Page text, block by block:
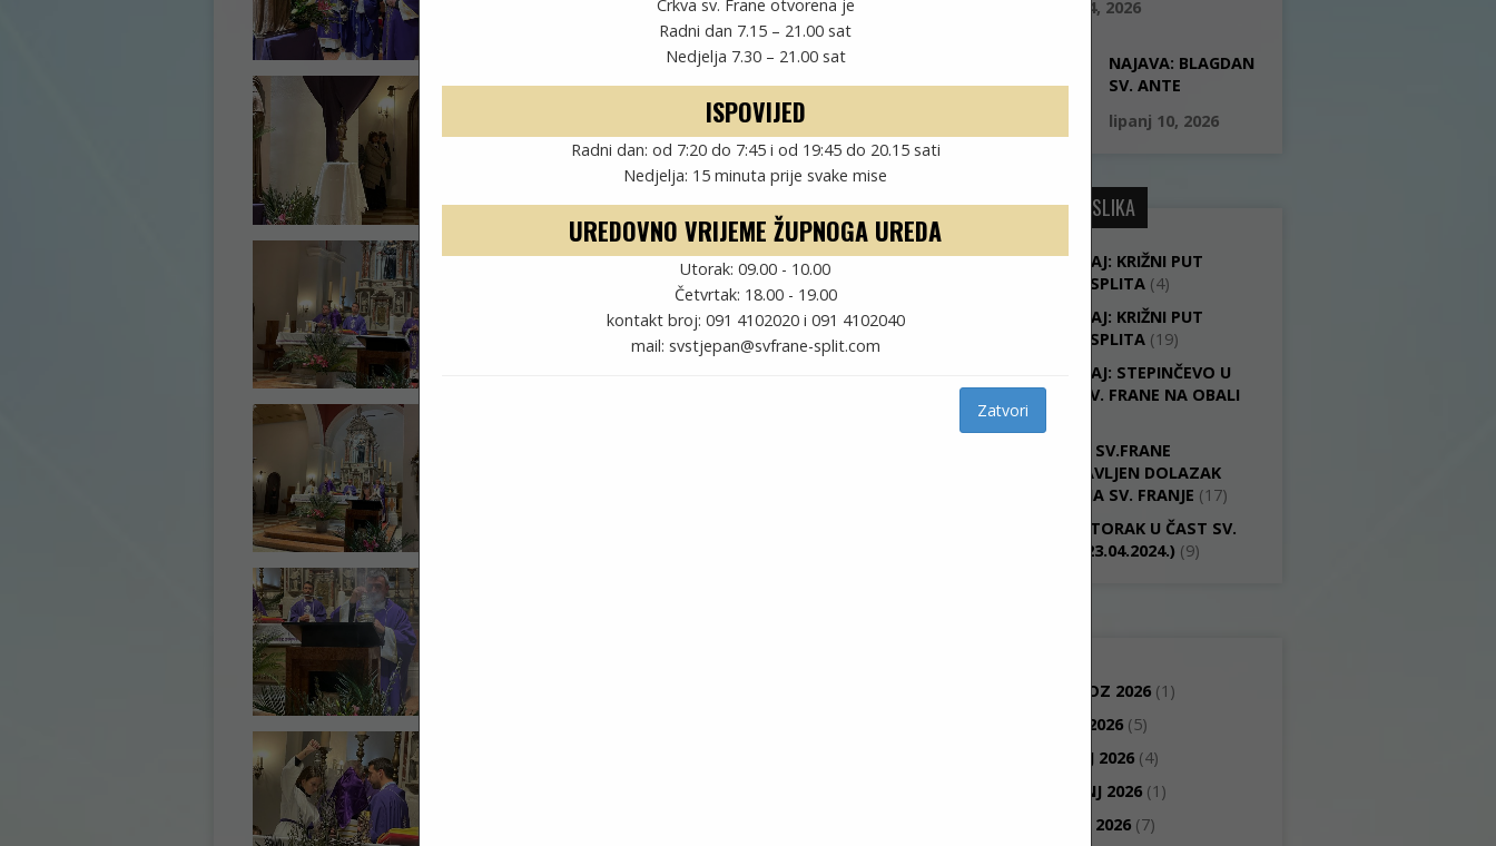
Crkva sv. Frane otvorena je
Radni dan 7.15 – 21.00 sat
Nedjelja 7.30 – 21.00 sat
ISPOVIJED
Radni dan: od 7:20 do 7:45 i od 19:45 do 20.15 sati
Nedjelja: 15 minuta prije svake mise
UREDOVNO VRIJEME ŽUPNOGA UREDA
Utorak: 09.00 - 10.00
Četvrtak: 18.00 - 19.00
kontakt broj: 091 4102020 i 091 4102040
mail: svstjepan@svfrane-split.com
Zatvori
lipanj 14, 2026
NAJAVA: BLAGDAN
SV. ANTE
lipanj 10, 2026
GALERIJE SLIKA
IZVJEŠTAJ: KRIŽNI PUT
GRADA SPLITA (4)
IZVJEŠTAJ: KRIŽNI PUT
GRADA SPLITA (19)
IZVJEŠTAJ: STEPINČEVO U
CRKVI SV. FRANE NA OBALI
U CRKVI SV.FRANE
PROSLAVLJEN DOLAZAK
RELIKVIJA SV. FRANJE (17)
ŠESTI UTORAK U ČAST SV.
ANTE (23.04.2024.) (9)
KOLOVOZ 2026 (1)
LIPANJ 2026 (5)
SVIBANJ 2026 (4)
TRAVANJ 2026 (1)
OŽUJAK 2026 (7)